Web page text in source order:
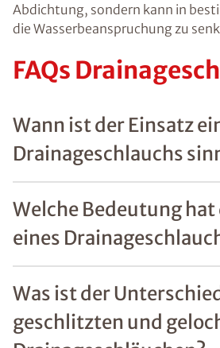
Abdichtung, sondern kann in
die Wasserbeanspruchung zu
FAQs
Wann ist der Einsatz
Drainageschlauchs
Welche Bedeutung hat
eines
Was ist der
geschlitzten und